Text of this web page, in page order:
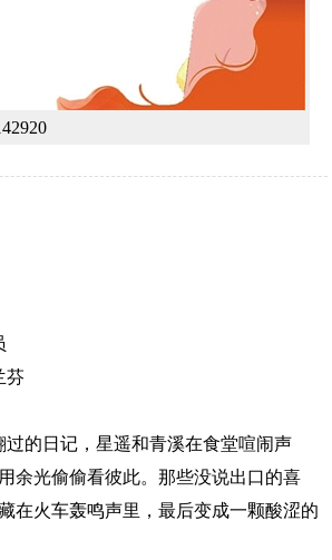
芬
过的日记，星遥和青溪在食堂喧闹声
余光偷偷看彼此。那些没说出口的喜
在火车轰鸣声里，最后变成一颗酸涩的